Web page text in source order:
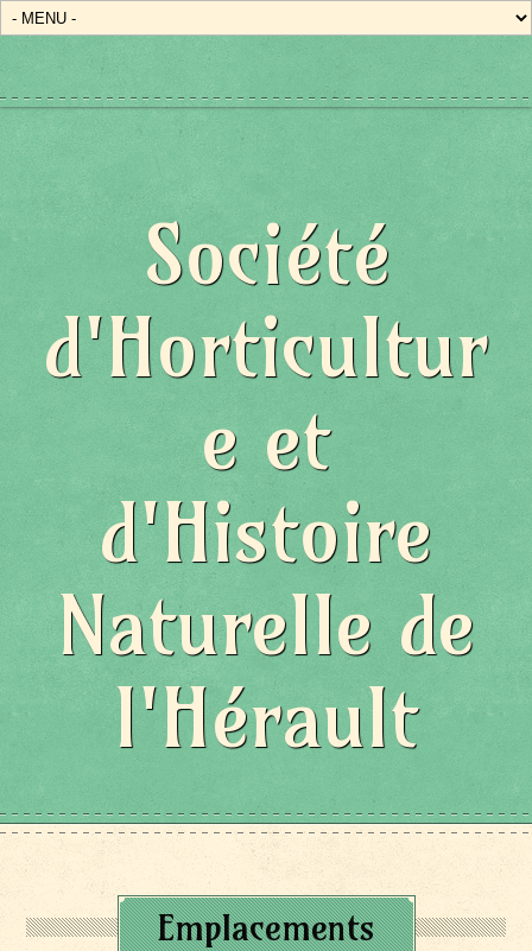
Société
d'Horticultur
e et
d'Histoire
Naturelle de
l'Hérault
Emplacements
État/Pays